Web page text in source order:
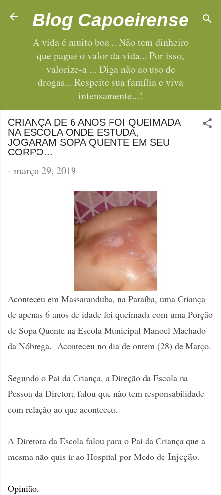
Pular para o conteúdo principal
Blog Capoeirense
A vida é muito boa... Não tem dinheiro
que pague o valor da vida... Por isso,
valorize-a ... Diga não ao uso de
drogas... Respeite sua família e viva
intensamente...!
CRIANÇA DE 6 ANOS FOI QUEIMADA
NA ESCOLA ONDE ESTUDA,
JOGARAM SOPA QUENTE EM SEU
CORPO...
- março 29, 2019
Aconteceu em Massaranduba, na Paraíba, uma Criança
de apenas 6 anos de idade foi queimada com uma Porção
de Sopa Quente na Escola Municipal Manoel Machado
da Nóbrega. Aconteceu no dia de ontem (28) de Março.
Segundo o Pai da Criança, a Direção da Escola na
Pessoa da Diretora falou que não tem responsabilidade
com relação ao que aconteceu.
A Diretora da Escola falou para o Pai da Criança que a
mesma não quis ir ao Hospital por Medo de Injeção.
Opinião.